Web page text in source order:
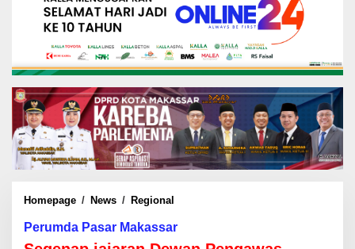
Homepage / News / Regional
g
e
Perumda Pasar Makassar